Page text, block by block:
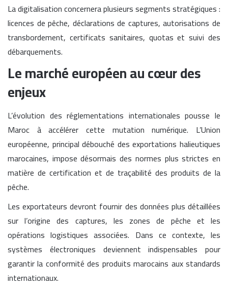
La digitalisation concernera plusieurs segments stratégiques :
licences de pêche, déclarations de captures, autorisations de
transbordement, certificats sanitaires, quotas et suivi des
débarquements.
Le marché européen au cœur des
enjeux
L’évolution des réglementations internationales pousse le
Maroc à accélérer cette mutation numérique. L’Union
européenne, principal débouché des exportations halieutiques
marocaines, impose désormais des normes plus strictes en
matière de certification et de traçabilité des produits de la
pêche.
Les exportateurs devront fournir des données plus détaillées
sur l’origine des captures, les zones de pêche et les
opérations logistiques associées. Dans ce contexte, les
systèmes électroniques deviennent indispensables pour
garantir la conformité des produits marocains aux standards
internationaux.